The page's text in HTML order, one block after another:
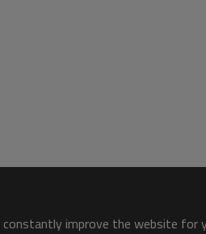
constantly improve the website for